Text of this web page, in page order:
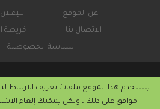
عن الموقع
الاتصال بنا
خريطة
سياسة الخصوصية
© 2026 - صحيفة كورة سودانية الإلكترونية.
يستخدم هذا الموقع ملفات تعريف
موافق على ذلك ، ولكن يمكنك إلغاء